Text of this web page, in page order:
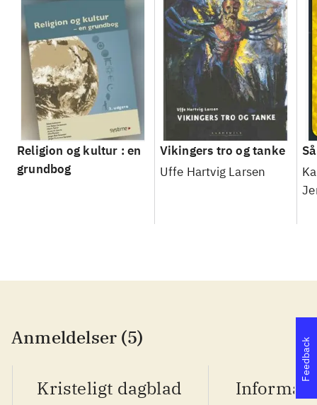
Religion og kultur : en
grundbog
Vikingers tro og tanke
Uffe Hartvig Larsen
Anmeldelser (5)
Kristeligt dagblad
Feedback